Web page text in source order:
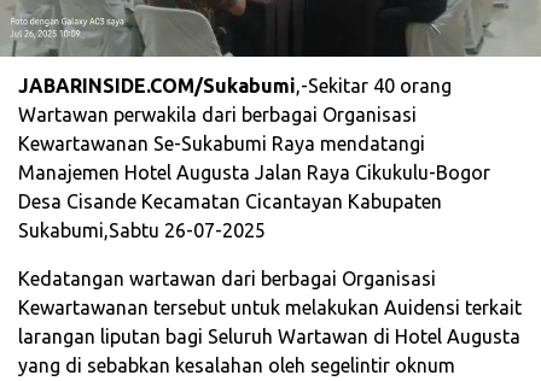
JABARINSIDE.COM/Sukabumi,-Sekitar 40 orang
Wartawan perwakila dari berbagai Organisasi
Kewartawanan Se-Sukabumi Raya mendatangi
Manajemen Hotel Augusta Jalan Raya Cikukulu-Bogor
Desa Cisande Kecamatan Cicantayan Kabupaten
Sukabumi,Sabtu 26-07-2025
Kedatangan wartawan dari berbagai Organisasi
Kewartawanan tersebut untuk melakukan Auidensi terkait
larangan liputan bagi Seluruh Wartawan di Hotel Augusta
yang di sebabkan kesalahan oleh segelintir oknum